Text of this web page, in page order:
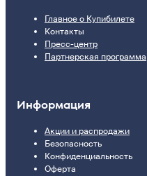
Главное о Купибилете
Контакты
Пресс-центр
Партнерская программа
Информация
Акции и распродажи
Безопасность
Конфиденциальность
Оферта